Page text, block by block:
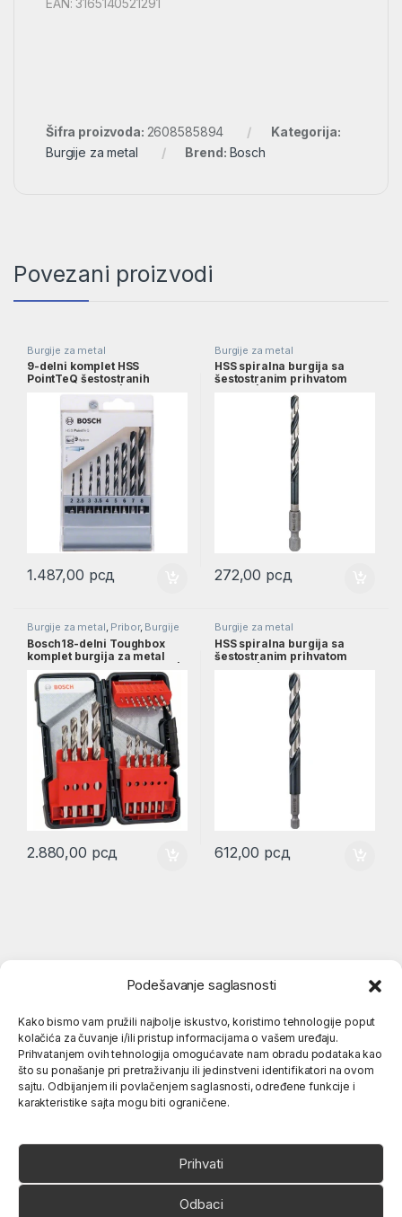
Podešavanje saglasnosti
Kako bismo vam pružili najbolje iskustvo, koristimo tehnologije poput
kolačića za čuvanje i/ili pristup informacijama o vašem uređaju.
Prihvatanjem ovih tehnologija omogućavate nam obradu podataka kao
što su ponašanje pri pretraživanju ili jedinstveni identifikatori na ovom
sajtu. Odbijanjem ili povlačenjem saglasnosti, određene funkcije i
karakteristike sajta mogu biti ograničene.
Prihvati
Odbaci
Šifra proizvoda: 2608585894
Kategorija:
Burgije za metal
Brend: Bosch
Povezani proizvodi
Burgije za metal
9-delni komplet HSS
PointTeQ šestostranih
2607002826
1.487,00 рсд
Burgije za metal
HSS spiralna burgija sa
šestostranim prihvatom
5,0mm | 2608577056
272,00 рсд
Burgije za metal, Pribor, Burgije
Bosch18-delni Toughbox
komplet burgija za metal
HSS-G DIN 338 od 1–10 mm |
2607019578
2.880,00 рсд
Burgije za metal
HSS spiralna burgija sa
šestostranim prihvatom
9,0mm | 2608577062
612,00 рсд
Popularne kategorije
O nama